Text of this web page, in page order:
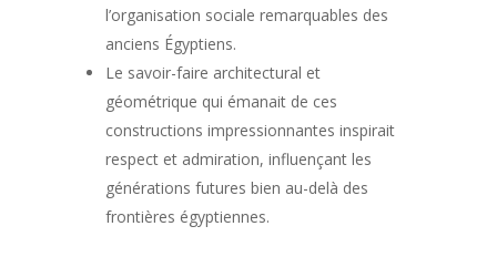
l’organisation sociale remarquables des
anciens Égyptiens.
Le savoir-faire architectural et
géométrique qui émanait de ces
constructions impressionnantes inspirait
respect et admiration, influençant les
générations futures bien au-delà des
frontières égyptiennes.